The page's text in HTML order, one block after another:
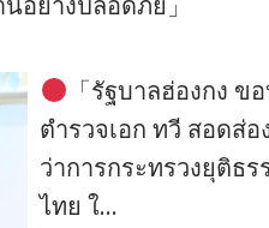
อย่างปลอดภัย」
「รัฐบาลฮ่องกง
ตำรวจเอก ทวี สอดส่
ว่าการกระทรวงยุติธ
ไทย ใ…